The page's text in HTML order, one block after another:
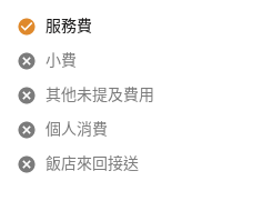
服務費
小費
其他未提及費用
個人消費
飯店來回接送